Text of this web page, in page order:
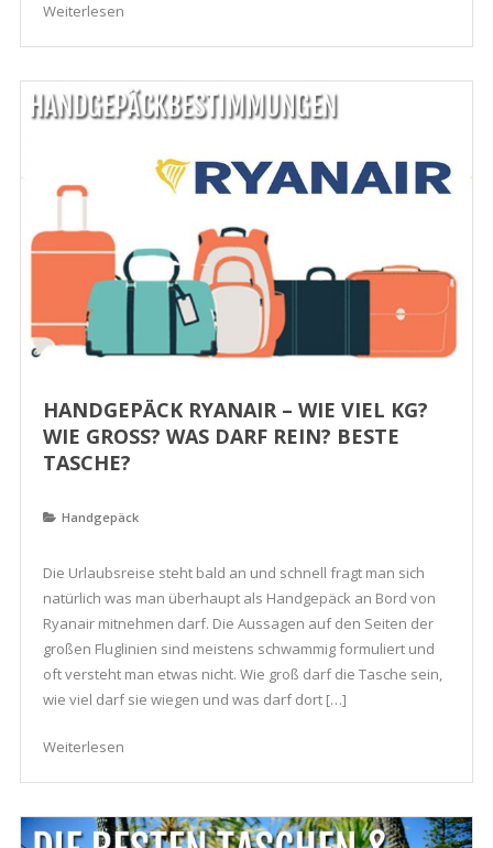
Weiterlesen
HANDGEPÄCK RYANAIR – WIE VIEL KG?
WIE GROSS? WAS DARF REIN? BESTE T
ASCHE?
Handgepäck
Die Urlaubsreise steht bald an und schnell fragt man sich
natürlich was man überhaupt als Handgepäck an Bord von
Ryanair mitnehmen darf. Die Aussagen auf den Seiten der
großen Fluglinien sind meistens schwammig formuliert und
oft versteht man etwas nicht. Wie groß darf die Tasche sein,
wie viel darf sie wiegen und was darf dort […]
Weiterlesen